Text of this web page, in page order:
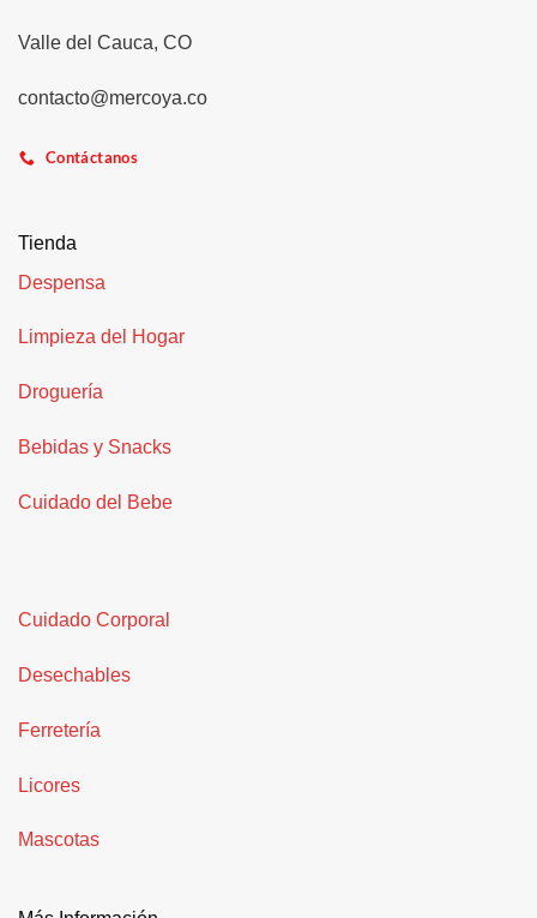
Valle del Cauca, CO
contacto@mercoya.co
Contáctanos
Tienda
Despensa
Limpieza del Hogar
Droguería
Bebidas y Snacks
Cuidado del Bebe
Cuidado Corporal
Desechables
Ferretería
Licores
Mascotas